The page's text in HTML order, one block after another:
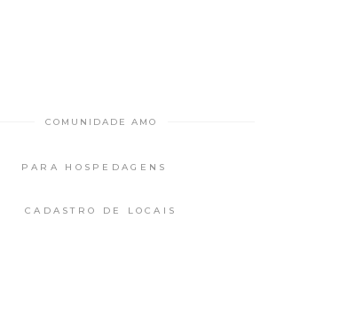
COMUNIDADE AMO
PARA HOSPEDAGENS
CADASTRO DE LOCAIS